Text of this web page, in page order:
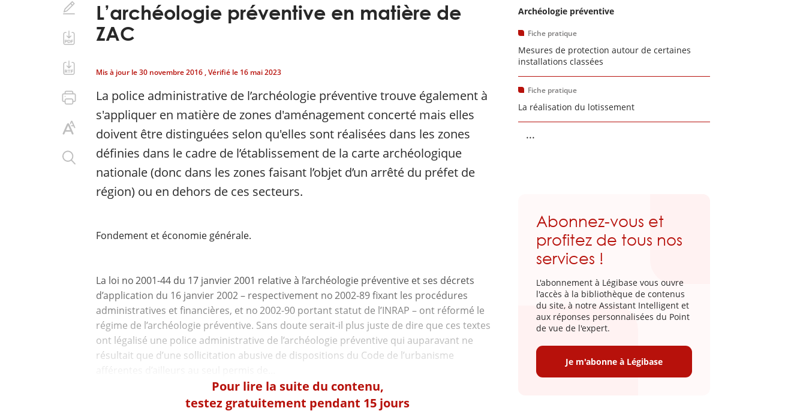
L’archéologie préventive en matière de
ZAC
Mis à jour le30 novembre 2016 , Vérifié le 16 mai 2023
La police administrative de l’archéologie préventive trouve également à
s'appliquer en matière de zones d'aménagement concerté mais elles
doivent être distinguées selon qu'elles sont réalisées dans les zones
définies dans le cadre de l’établissement de la carte archéologique
nationale (donc dans les zones faisant l’objet d’un arrêté du préfet de
région) ou en dehors de ces secteurs.
Fondement et économie générale.
La loi no 2001-44 du 17 janvier 2001 relative à l’archéologie préventive et ses décrets
d’application du 16 janvier 2002 – respectivement no 2002-89 fixant les procédures
administratives et financières, et no 2002-90 portant statut de l’INRAP – ont réformé le
régime de l’archéologie préventive. Sans doute serait-il plus juste de dire que ces textes
ont légalisé une police administrative de l’archéologie préventive qui auparavant ne
résultait que d’une sollicitation abusive de dispositions du Code de l’urbanisme
Pour lire la suite du contenu,
testez gratuitement pendant 15 jours
Archéologie préventive
Fiche pratique
Mesures de protection autour de certaines
installations classées
Fiche pratique
La réalisation du lotissement
...
Abonnez-vous et
profitez de tous nos
services !
L'abonnement à Légibase vous ouvre
l'accès à la bibliothèque de contenus
du site, à notre Assistant Intelligent et
aux réponses personnalisées du Point
de vue de l'expert.
Je m'abonne à Légibase